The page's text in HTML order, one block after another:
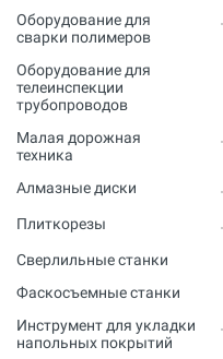
Сверлильные станки
Фаскосъемные станки
Инструмент для укладки
Строительный инструмент и
оборудование
Полный каталог
Оборудование для
сварки полимеров
Оборудование для
телеинспекции
трубопроводов
Малая дорожная
техника
Алмазные диски
Плиткорезы
Сверлильные станки
Фаскосъемные станки
Инструмент для укладки
напольных покрытий